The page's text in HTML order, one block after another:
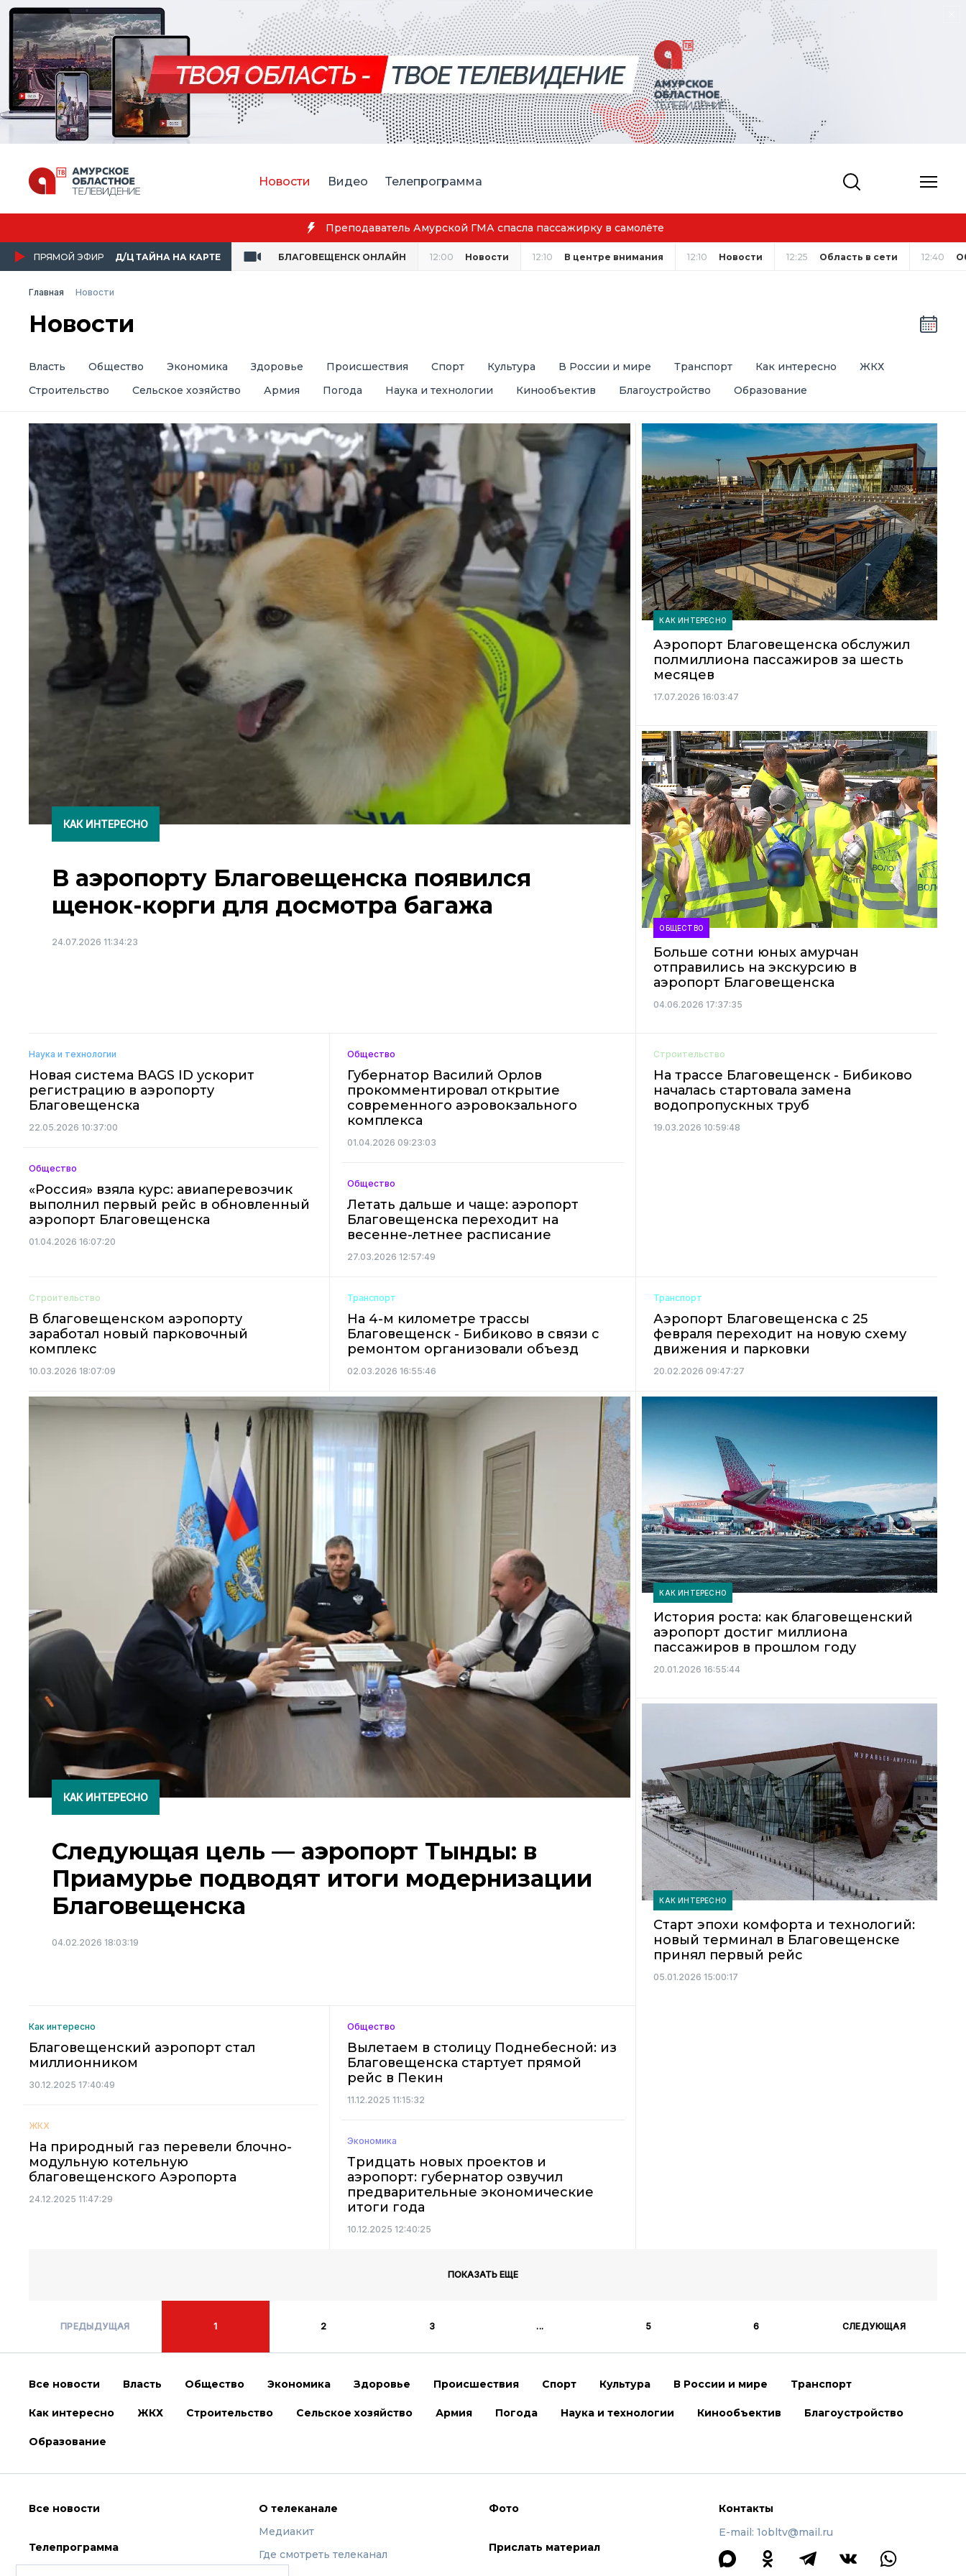
Новости Видео Телепрограмма
Преподаватель Амурской ГМА спасла пассажирку в самолёте
ПРЯМОЙ ЭФИР Д/Ц ТАЙНА НА КАРТЕ БЛАГОВЕЩЕНСК ОНЛАЙН 12:00 Новости 12:10 В центре внимания 12:10 Новости 12:25 Область в сети 12:40
Главная Новости
Новости
Власть Общество Экономика Здоровье Происшествия Спорт Культура В России и мире Транспорт Как интересно
ЖКХ
Строительство
Сельское хозяйство Армия Погода Наука и технологии Кинообъектив Благоустройство Образование
КАК ИНТЕРЕСНО
В аэропорту Благовещенска появился
щенок-корги для досмотра багажа
24.07.2026 11:34:23
КАК ИНТЕРЕСНО
Аэропорт Благовещенска обслужил
полмиллиона пассажиров за шесть
месяцев
17.07.2026 16:03:47
ОБЩЕСТВО
Больше сотни юных амурчан
отправились на экскурсию в
аэропорт Благовещенска
04.06.2026 17:37:35
Наука и технологии
Новая система BAGS ID ускорит
регистрацию в аэропорту
Благовещенска
22.05.2026 10:37:00
Общество
«Россия» взяла курс: авиаперевозчик
выполнил первый рейс в обновленный
аэропорт Благовещенска
01.04.2026 16:07:20
Общество
Губернатор Василий Орлов
прокомментировал открытие
современного аэровокзального
комплекса
01.04.2026 09:23:03
Общество
Летать дальше и чаще: аэропорт
Благовещенска переходит на
весенне-летнее расписание
27.03.2026 12:57:49
Строительство
На трассе Благовещенск - Бибиково
началась стартовала замена
водопропускных труб
19.03.2026 10:59:48
Строительство
В благовещенском аэропорту
заработал новый парковочный
комплекс
10.03.2026 18:07:09
Транспорт
На 4-м километре трассы
Благовещенск - Бибиково в связи с
ремонтом организовали объезд
02.03.2026 16:55:46
Транспорт
Аэропорт Благовещенска с 25
февраля переходит на новую схему
движения и парковки
20.02.2026 09:47:27
КАК ИНТЕРЕСНО
Следующая цель — аэропорт Тынды: в
Приамурье подводят итоги модернизации
Благовещенска
04.02.2026 18:03:19
КАК ИНТЕРЕСНО
История роста: как благовещенский
аэропорт достиг миллиона
пассажиров в прошлом году
20.01.2026 16:55:44
КАК ИНТЕРЕСНО
Старт эпохи комфорта и технологий:
новый терминал в Благовещенске
принял первый рейс
05.01.2026 15:00:17
Как интересно
Благовещенский аэропорт стал
миллионником
30.12.2025 17:40:49
ЖКХ
На природный газ перевели блочно-
модульную котельную
благовещенского Аэропорта
24.12.2025 11:47:29
Общество
Вылетаем в столицу Поднебесной: из
Благовещенска стартует прямой
рейс в Пекин
11.12.2025 11:15:32
Экономика
Тридцать новых проектов и
аэропорт: губернатор озвучил
предварительные экономические
итоги года
10.12.2025 12:40:25
ПОКАЗАТЬ ЕЩЕ
ПРЕДЫДУЩАЯ 1 2 3 ... 5 6 СЛЕДУЮЩАЯ
Все новости Власть Общество Экономика Здоровье Происшествия Спорт Культура В России и мире Транспорт
Как интересно ЖКХ Строительство Сельское хозяйство Армия Погода Наука и технологии Кинообъектив Благоустройство
Образование
Все новости
Телепрограмма
О телеканале
Медиакит
Где смотреть телеканал
Фото
Прислать материал
Контакты
E-mail: 1obltv@mail.ru